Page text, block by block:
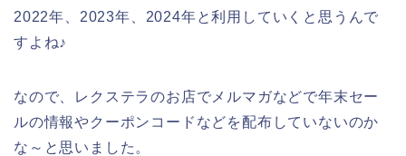
2022年、2023年、2024年と利用していくと思うんで
すよね♪
なので、レクステラのお店でメルマガなどで年末セー
ルの情報やクーポンコードなどを配布していないのか
な～と思いました。